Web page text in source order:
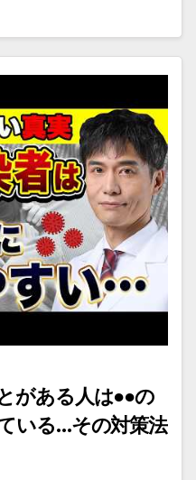
がある人は●●の
いる…その対策法